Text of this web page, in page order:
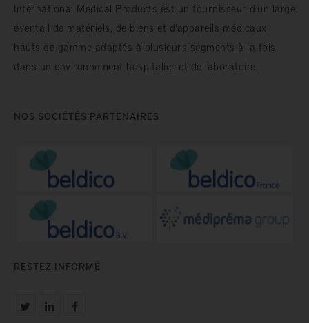
International Medical Products est un fournisseur d’un large
éventail de matériels, de biens et d'appareils médicaux
hauts de gamme adaptés à plusieurs segments à la fois
dans un environnement hospitalier et de laboratoire.
NOS SOCIÉTÉS PARTENAIRES
RESTEZ INFORMÉ